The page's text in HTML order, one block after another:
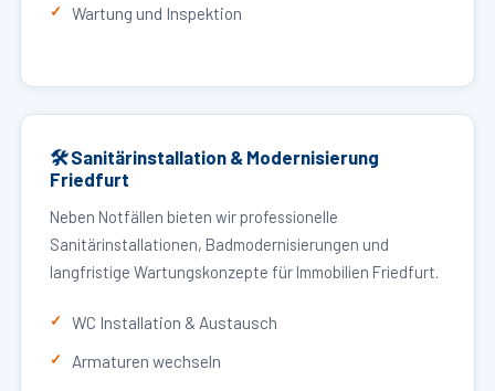
Wartung und Inspektion
🛠 Sanitärinstallation & Modernisierung
Friedfurt
Neben Notfällen bieten wir professionelle
Sanitärinstallationen, Badmodernisierungen und
langfristige Wartungskonzepte für Immobilien Friedfurt.
WC Installation & Austausch
Armaturen wechseln